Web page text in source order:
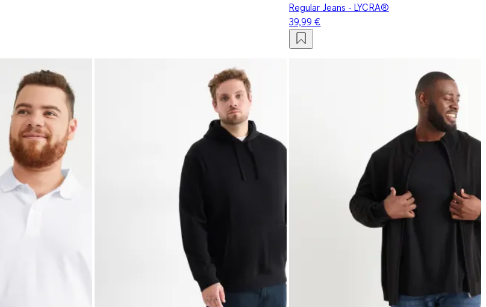
Regular Jeans - LYCRA®
39,99 €